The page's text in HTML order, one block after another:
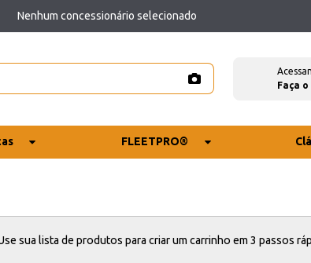
Nenhum concessionário selecionado
Faça
FLEETPRO®
sua lista de produtos para criar um carrinho em 3 passos